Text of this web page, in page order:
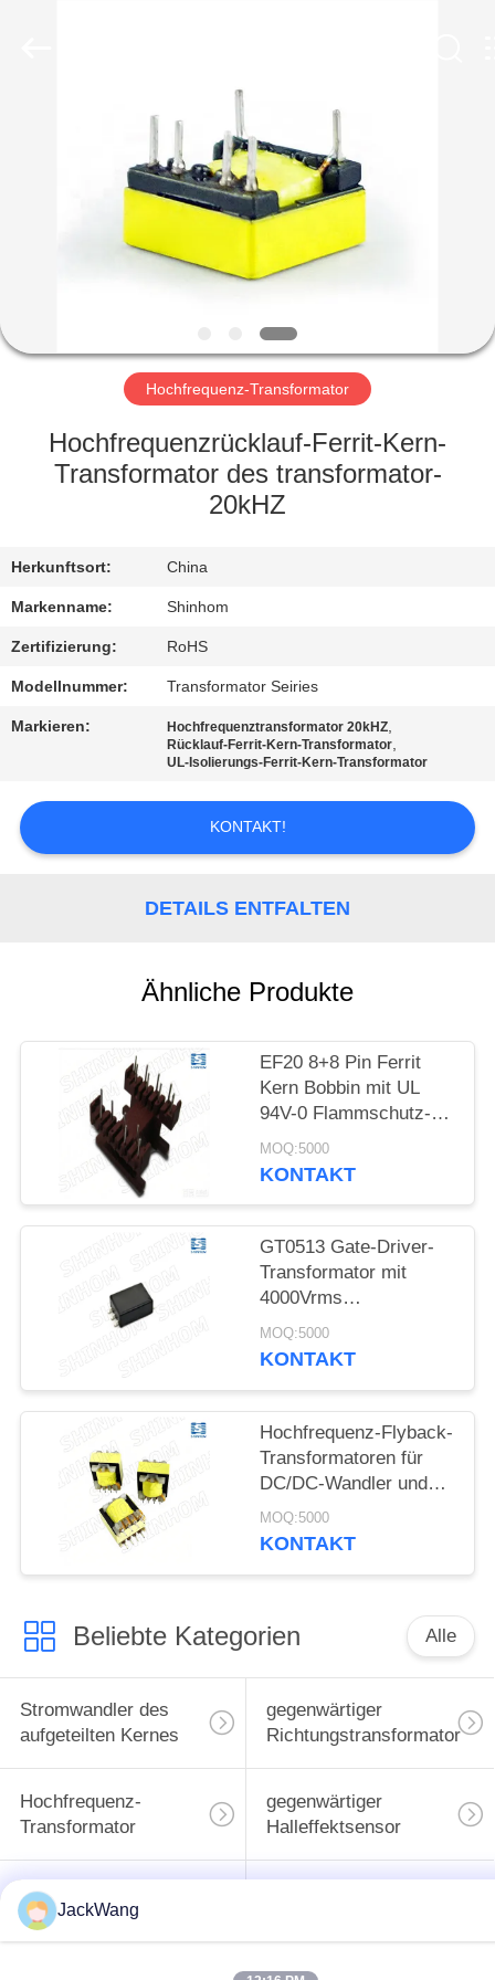
PRODUKTE
ÜBER
UNS
WERKSBESICHTIGUNG
QUALITÄTSKONTROLLE
KONTAKTIEREN
SIE
UNS
NEUIGKEITEN
ANGEBOT
Hochfrequenz-Transformator
Hochfrequenzrücklauf-Ferrit-Kern-
Transformator des transformator-
20kHZ
Herkunftsort: China
Markenname: Shinhom
Zertifizierung: RoHS
Modellnummer: Transformator Seiries
Markieren: Hochfrequenztransformator 20kHZ,
Rücklauf-Ferrit-Kern-Transformator,
UL-Isolierungs-Ferrit-Kern-Transformator
KONTAKT!
DETAILS ENTFALTEN
Ähnliche Produkte
EF20 8+8 Pin Ferrit
Kern Bobbin mit UL
94V-0 Flammschutz-
PET-Material für
Flyback-
MOQ:5000
KONTAKT
GT0513 Gate-Driver-
Transformator mit
4000Vrms
Grundisolation, Push-
Pull-Topologie und
MOSFET-Gate-Drive
MOQ:5000
KONTAKT
Hochfrequenz-Flyback-
Transformatoren für
DC/DC-Wandler und
Schaltnetzteilanwendungen
mit kundenspezifischen
MOQ:5000
KONTAKT
Beliebte Kategorien Alle
Stromwandler des
aufgeteilten Kernes
gegenwärtiger
Richtungstransformator
Hochfrequenz-
Transformator
gegenwärtiger
Halleffektsensor
BAD Energie-
InduktorJackWang